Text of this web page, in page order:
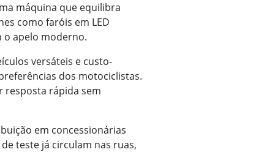
máquina que equilibra
como faróis em LED
o apelo moderno.
versáteis e custo-
dos motociclistas.
resposta rápida sem
em concessionárias
teste já circulam nas ruas,